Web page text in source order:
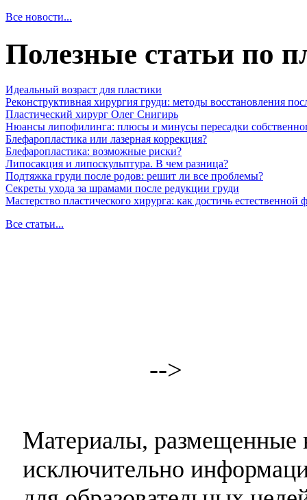
Все новости...
Полезные статьи по
Идеальный возраст для пластики
Реконструктивная хирургия груди: методы восстановления
Пластический хирург Олег Снигирь
Нюансы липофилинга: плюсы и минусы пересадки
Блефаропластика или лазерная коррекция?
Блефаропластика: возможные риски?
Липосакция и липоскульптура. В чем разница?
Подтяжка груди после родов: решит ли все проблемы?
Секреты ухода за шрамами после редукции груди
Мастерство пластического хирурга: как достичь
Все статьи...
-->
Материалы, размещенные
исключительно